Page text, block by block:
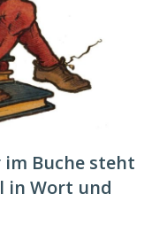
im Buche steht
in Wort und